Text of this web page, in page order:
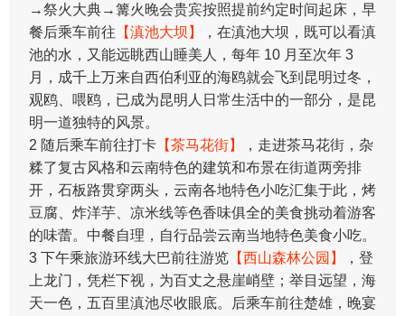
→祭火大典→篝火晚会贵宾按照提前约定时间起床，早
餐后乘车前往 【滇池大坝】
，在滇池大坝，既可以看滇
池的水，又能远眺西山睡美人，每年 10 月至次年 3
月，成千上万来自西伯利亚的海鸥就会飞到昆明过冬，
观鸥、喂鸥，已成为昆明人日常生活中的一部分，是昆
明一道独特的风景。
2 随后乘车前往打卡 【茶马花街】
，走进茶马花街，杂
糅了复古风格和云南特色的建筑和布景在街道两旁排
开，石板路贯穿两头，云南各地特色小吃汇集于此，烤
豆腐、炸洋芋、凉米线等色香味俱全的美食挑动着游客
的味蕾。中餐自理，自行品尝云南当地特色美食小吃。
3 下午乘旅游环线大巴前往游览 【西山森林公园】
，登
上龙门，凭栏下视，为百丈之悬崖峭壁；举目远望，海
天一色，五百里滇池尽收眼底。后乘车前往楚雄，晚宴